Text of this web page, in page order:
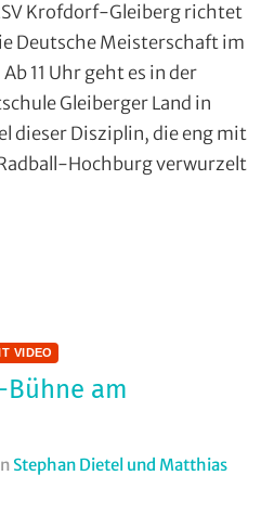
Halle,
Mit
Audio
Mit
Video,
/
Krofdorf-Gleiberg richtet
Deutsche Meisterschaft im
11 Uhr geht es in der
Gleiberger Land in
dieser Disziplin, die eng mit
Hochburg verwurzelt
VIDEO
am
Stephan Dietel und Matthias